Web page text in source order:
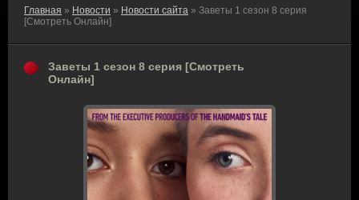
Главная » Новости » Новости сайта » Заветы 1 сезон 8 серия
[Смотреть Онлайн]
Заветы 1 сезон 8 серия [Смотреть
Онлайн]